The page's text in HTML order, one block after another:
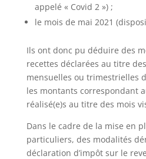
appelé « Covid 2 ») ;
le mois de mai 2021
Ils ont donc pu déduire des
recettes déclarées au titre
mensuelles ou trimestrielles
les montants correspondant
réalisé(e)s au titre des mois
Dans le cadre de la mise en
particuliers, des modalités
déclaration d’impôt sur le